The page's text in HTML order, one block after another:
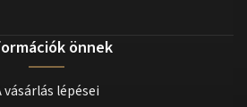
önnek
vásárlás lépései